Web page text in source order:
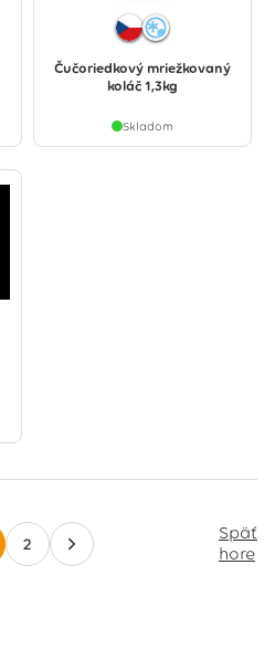
Čučoriedkový mriežkovaný
koláč 1,3kg
Skladom
2
Späť
hore